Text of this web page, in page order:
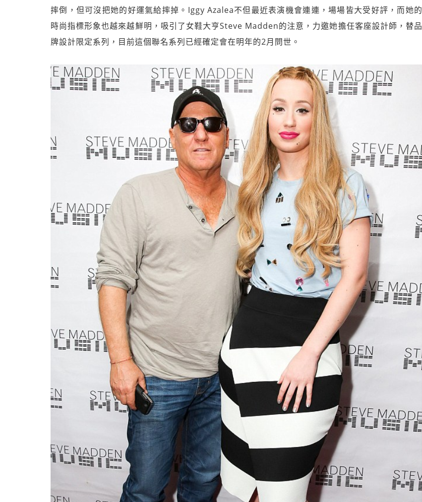
摔倒，但可沒把她的好運氣給摔掉。Iggy Azalea不但最近表演機會連連，場場皆大受好評，而她的
時尚指標形象也越來越鮮明，吸引了女鞋大亨Steve Madden的注意，力邀她擔任客座設計師，替品
牌設計限定系列，目前這個聯名系列已經確定會在明年的2月問世。